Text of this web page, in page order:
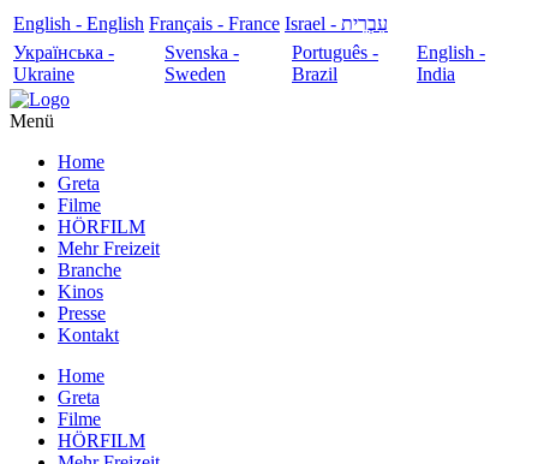
English - English Français - France
עִבְרִית - Israel
Українська -
Ukraine
Svenska -
Sweden
Português -
Brazil
English -
India
Menü
Home
Greta
Filme
HÖRFILM
Mehr Freizeit
Branche
Kinos
Presse
Kontakt
Home
Greta
Filme
HÖRFILM